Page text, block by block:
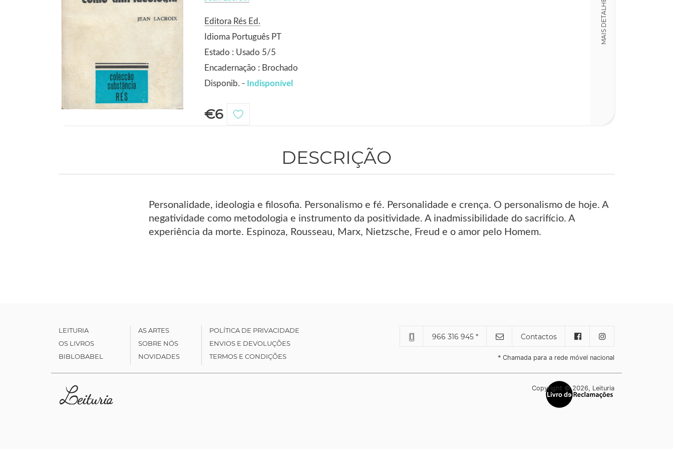
Editora Rés Ed.
Idioma Português PT
Estado : Usado 5/5
Encadernação : Brochado
Disponib. - Indisponível
€6
MAIS DETALHES
DESCRIÇÃO
Personalidade, ideologia e filosofia. Personalismo e fé. Personalidade e crença. O personalismo de hoje. A
negatividade como metodologia e instrumento da positividade. A inadmissibilidade do sacrifício. A
experiência da morte. Espinoza, Rousseau, Marx, Nietzsche, Freud e o amor pelo Homem.
LEITURIA
OS LIVROS
BIBLOBABEL
AS ARTES
SOBRE NÓS
NOVIDADES
POLÍTICA DE PRIVACIDADE
ENVIOS E DEVOLUÇÕES
TERMOS E CONDIÇÕES
966 316 945 * Contactos
* Chamada para a rede móvel nacional
Copyright © 2026, Leituria